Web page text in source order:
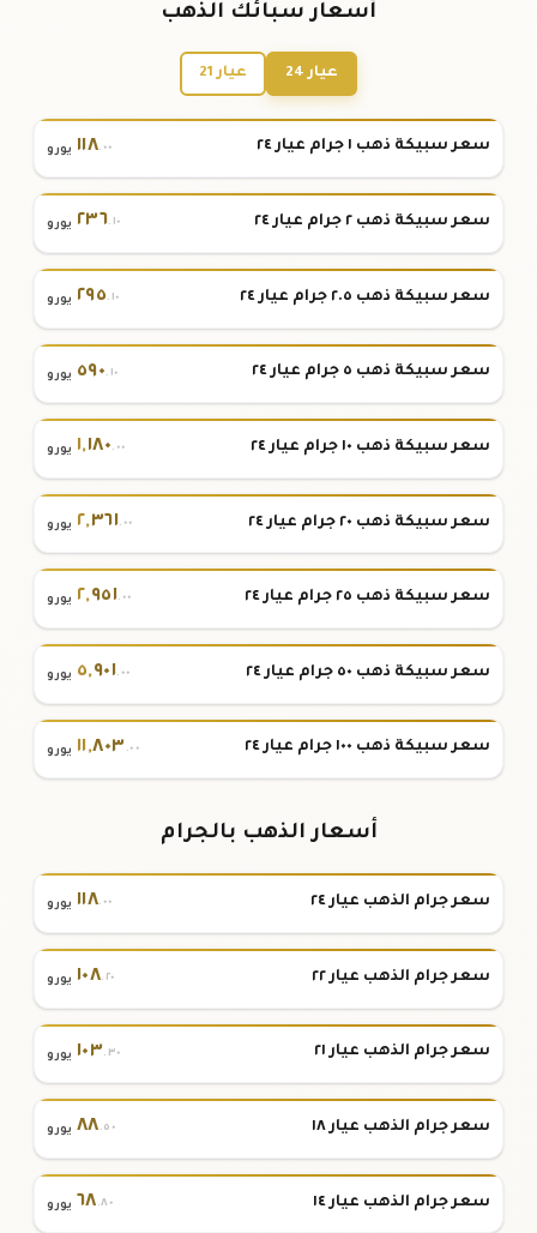
أسعار سبائك الذهب
عيار 24 عيار 21
سعر سبيكة ذهب ١ جرام عيار ٢٤ ١١٨.٠٠ يورو
سعر سبيكة ذهب ٢ جرام عيار ٢٤ ٢٣٦.١٠ يورو
سعر سبيكة ذهب ٢.٥ جرام عيار ٢٤ ٢٩٥.١٠ يورو
سعر سبيكة ذهب ٥ جرام عيار ٢٤ ٥٩٠.١٠ يورو
سعر سبيكة ذهب ١٠ جرام عيار ٢٤ ١,١٨٠.٠٠ يورو
سعر سبيكة ذهب ٢٠ جرام عيار ٢٤ ٢,٣٦١.٠٠ يورو
سعر سبيكة ذهب ٢٥ جرام عيار ٢٤ ٢,٩٥١.٠٠ يورو
سعر سبيكة ذهب ٥٠ جرام عيار ٢٤ ٥,٩٠١.٠٠ يورو
سعر سبيكة ذهب ١٠٠ جرام عيار ٢٤ ١١,٨٠٣.٠٠ يورو
أسعار الذهب بالجرام
سعر جرام الذهب عيار ٢٤ ١١٨.٠٠ يورو
سعر جرام الذهب عيار ٢٢ ١٠٨.٢٠ يورو
سعر جرام الذهب عيار ٢١ ١٠٣.٣٠ يورو
سعر جرام الذهب عيار ١٨ ٨٨.٥٠ يورو
سعر جرام الذهب عيار ١٤ ٦٨.٨٠ يورو